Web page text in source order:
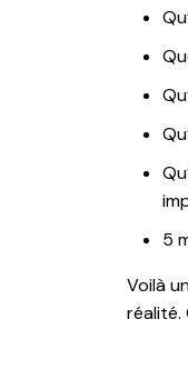
5
Voilà
réalité.